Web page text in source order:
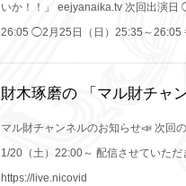
いか！！」 eejyanaika.tv 次回出演日
26:05 ◯2月25日（日）25:35～26:05
財木琢磨の 「マル財チャ
マル財チャンネルのお知らせ📣 次回
1/20（土）22:00～ 配信させていただ
https://live.nicovid